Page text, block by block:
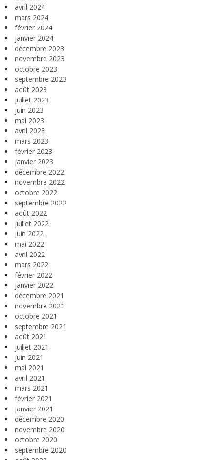
avril 2024
mars 2024
février 2024
janvier 2024
décembre 2023
novembre 2023
octobre 2023
septembre 2023
août 2023
juillet 2023
juin 2023
mai 2023
avril 2023
mars 2023
février 2023
janvier 2023
décembre 2022
novembre 2022
octobre 2022
septembre 2022
août 2022
juillet 2022
juin 2022
mai 2022
avril 2022
mars 2022
février 2022
janvier 2022
décembre 2021
novembre 2021
octobre 2021
septembre 2021
août 2021
juillet 2021
juin 2021
mai 2021
avril 2021
mars 2021
février 2021
janvier 2021
décembre 2020
novembre 2020
octobre 2020
septembre 2020